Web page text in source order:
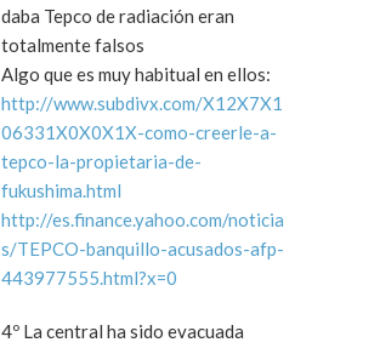
daba Tepco de radiación eran
totalmente falsos
Algo que es muy habitual en ellos:
http://www.subdivx.com/X12X7X1
06331X0X0X1X-como-creerle-a-
tepco-la-propietaria-de-
fukushima.html
http://es.finance.yahoo.com/noticia
s/TEPCO-banquillo-acusados-afp-
443977555.html?x=0
4º La central ha sido evacuada